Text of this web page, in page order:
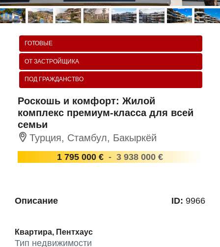
ГОТОВЫЕ
ОТ ЗАСТРОЙЩИКА
ПОД ГРАЖДАНСТВО
Роскошь и комфорт: Жилой
комплекс премиум-класса для всей
семьи
Турция, Стамбул, Бакыркёй
1 795 000 € - 3 938 000 €
Описание ID: 9966
Квартира, Пентхаус
Тип недвижимости